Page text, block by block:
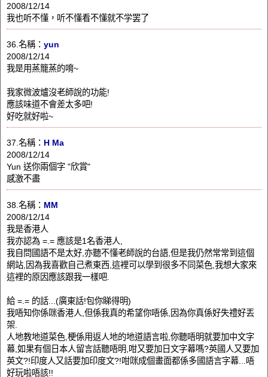
2008/12/14
我也听不懂，听不懂看不懂就不学罢了
36.名稱： yun
2008/12/14
我是用蒸籠蒸的唷~
我家微波爐沒老師說的功能!
應該味道不會差太多吧!
好吃就好啦~
37.名稱： H Ma
2008/12/14
Yun 送你兩個字 "欣賞"
感激不盡
38.名稱： MM
2008/12/14
我是香港人
我亦認為 =.= 應該是1名香港人,
我自問國語不是太好,亦聽不懂老師說的台語,但是我仍然常常到這個
網站,因為我喜歡自己煮東西,這裡可以學到很多不同菜色,我想大家來
這裡的原因應該跟我一樣吧.
給 =.= 的話...(廣東話!包你睇得明)
我唔知你係咪香港人,但係我真的希望你唔係,因為你真係好失禮好丟
架.
人地教地道菜色,梗係用返人地的地道語言啦,你聽唔明就要加中文字
幕,如果有個日本人留言話聽唔明,咁又要加日文字幕嗎?英國人又要加
英文?!印度人又話要加印度文?!咁咪成個畫面都係多國語言字幕...唔
好玩啦唔該!!